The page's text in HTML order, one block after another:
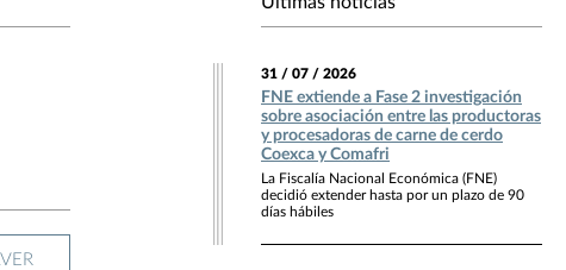
31 / 07 / 2026
FNE extiende a Fase 2 investigación
sobre asociación entre las productoras
y procesadoras de carne de cerdo
Coexca y Comafri
La Fiscalía Nacional Económica (FNE)
decidió extender hasta por un plazo de 90
días hábiles